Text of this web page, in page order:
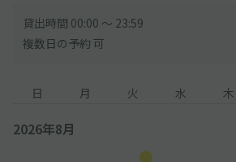
貸出時間 00:00 〜 23:59
複数日の予約 可
日 月 火 水 木
2026年8月